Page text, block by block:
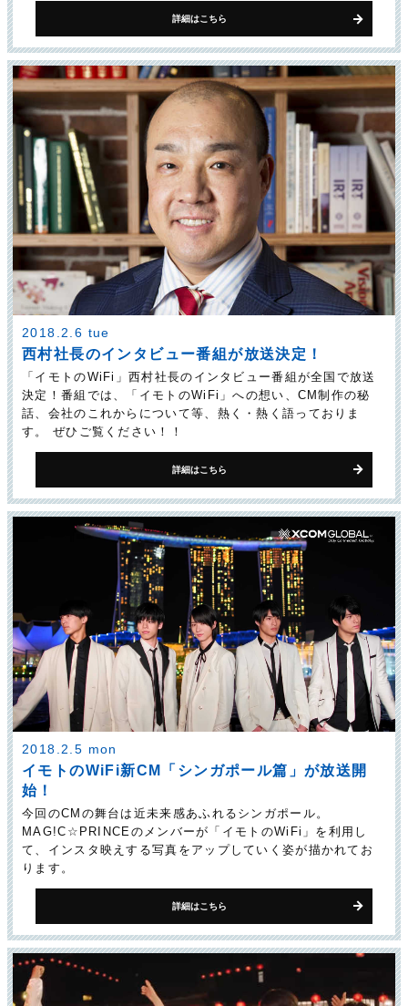
詳細はこちら
2018.2.6 tue
西村社長のインタビュー番組が放送決定！
「イモトのWiFi」西村社長のインタビュー番組が全国で放送
決定！番組では、「イモトのWiFi」への想い、CM制作の秘
話、会社のこれからについて等、熱く・熱く語っておりま
す。 ぜひご覧ください！！
詳細はこちら
2018.2.5 mon
イモトのWiFi新CM「シンガポール篇」が放送開
始！
今回のCMの舞台は近未来感あふれるシンガポール。
MAG!C☆PRINCEのメンバーが「イモトのWiFi」を利用し
て、インスタ映えする写真をアップしていく姿が描かれてお
ります。
詳細はこちら